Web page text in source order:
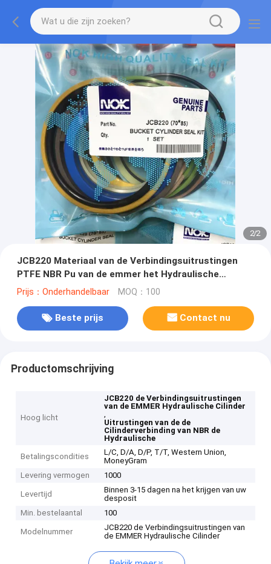
2/2
JCB220 Materiaal van de Verbindingsuitrustingen
PTFE NBR Pu van de emmer het Hydraulische
Cilinder
Prijs：Onderhandelbaar MOQ：100
Beste prijs Contact nu
Productomschrijving
Hoog licht
JCB220 de Verbindingsuitrustingen
van de EMMER Hydraulische Cilinder
,
Uitrustingen van de de
Cilinderverbinding van NBR de
Hydraulische
Betalingscondities
L/C, D/A, D/P, T/T, Western Union,
MoneyGram
Levering vermogen
1000
Levertijd
Binnen 3-15 dagen na het krijgen van uw
desposit
Min. bestelaantal
100
Modelnummer
JCB220 de Verbindingsuitrustingen van
de EMMER Hydraulische Cilinder